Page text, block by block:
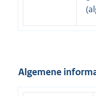
r
e
n
k
Algemene